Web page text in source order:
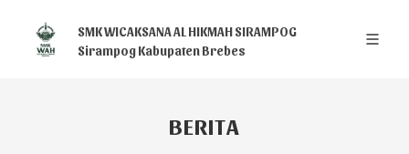
SMK WICAKSANA AL HIKMAH SIRAMPOG
Sirampog Kabupaten Brebes
BERITA